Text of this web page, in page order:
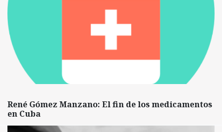
René Gómez Manzano: El fin de los medicamentos
en Cuba